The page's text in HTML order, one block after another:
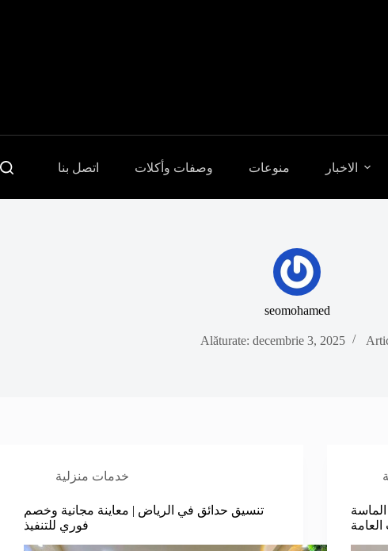
اتصل بنا وصفات وأكلات منوعات الاخبار
seomohamed
Alăturate: decembrie 3, 2025
خدمات منزلية
تنسيق حدائق في الرياض | معاينة مجانية وخصم
فوري للتنفيذ
العامة